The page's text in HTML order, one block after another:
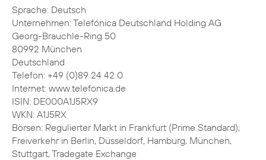
Sprache: Deutsch
Unternehmen: Telefónica Deutschland Holding AG
Georg-Brauchle-Ring 50
80992 München
Deutschland
Telefon: +49 (0)89 24 42 0
Internet: www.telefonica.de
ISIN: DE000A1J5RX9
WKN: A1J5RX
Börsen: Regulierter Markt in Frankfurt (Prime Standard);
Freiverkehr in Berlin, Düsseldorf, Hamburg, München,
Stuttgart, Tradegate Exchange